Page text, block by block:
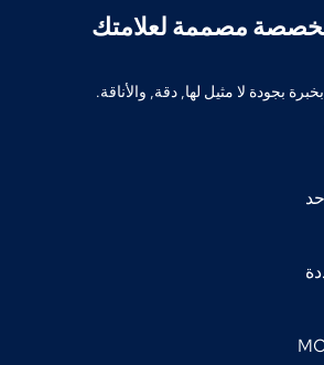
مصممة لعلامتك
بجودة لا مثيل لها, دقة, والأناقة.